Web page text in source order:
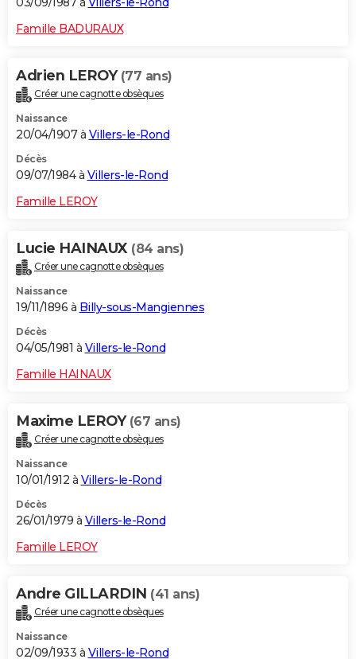
Famille BADURAUX
Adrien LEROY (77 ans)
Créer une cagnotte obsèques
Naissance
20/04/1907 à Villers-le-Rond
Décès
09/07/1984 à Villers-le-Rond
Famille LEROY
Lucie HAINAUX (84 ans)
Créer une cagnotte obsèques
Naissance
19/11/1896 à Billy-sous-Mangiennes
Décès
04/05/1981 à Villers-le-Rond
Famille HAINAUX
Maxime LEROY (67 ans)
Créer une cagnotte obsèques
Naissance
10/01/1912 à Villers-le-Rond
Décès
26/01/1979 à Villers-le-Rond
Famille LEROY
Andre GILLARDIN (41 ans)
Créer une cagnotte obsèques
Naissance
02/09/1933 à Villers-le-Rond